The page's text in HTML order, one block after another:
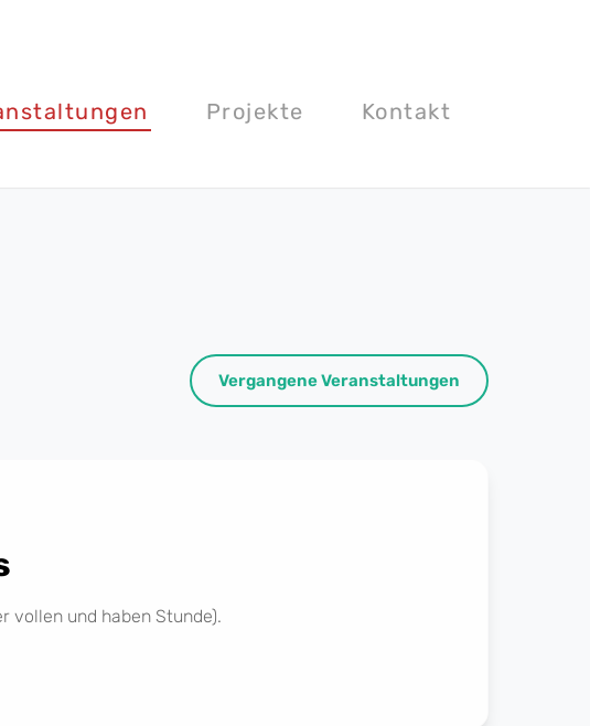
Projekte Kontakt
Vergangene Veranstaltungen
vollen und haben Stunde).